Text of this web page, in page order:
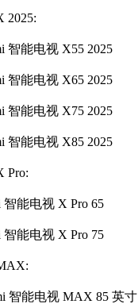
2025:
智能电视 X55 2025
智能电视 X65 2025
智能电视 X75 2025
智能电视 X85 2025
Pro:
智能电视 X Pro 65
智能电视 X Pro 75
智能电视 MAX 85 英寸